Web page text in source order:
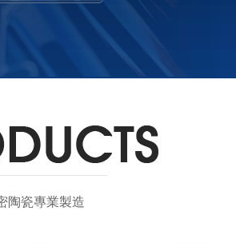
陶瓷專業製造